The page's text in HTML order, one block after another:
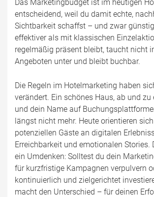
Das Marketingbudget ist im heutigen
entscheidend, weil du damit echte,
Sichtbarkeit schaffst – und zwar
effektiver als mit klassischen
regelmäßig präsent bleibt, taucht nicht
Angeboten unter und bleibt buchbar.
Die Regeln im Hotelmarketing haben
verändert. Ein schönes Haus, ab und zu
und dein Name auf
längst nicht mehr. Heute orientieren
potenziellen Gäste an digitalen
Erreichbarkeit und emotionalen Stories.
ein Umdenken: Solltest du dein
für kurzfristige Kampagnen verpulvern
kontinuierlich und zielgerichtet
macht den Unterschied – für deinen